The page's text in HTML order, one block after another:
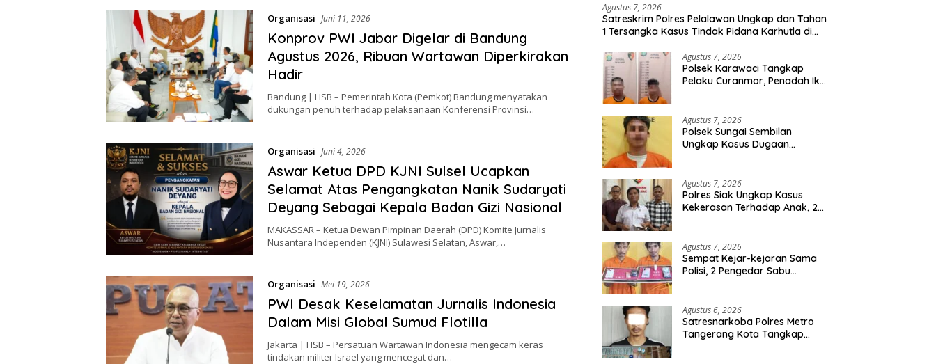
Organisasi Juni 11, 2026
Konprov PWI Jabar Digelar di Bandung
Agustus 2026, Ribuan Wartawan Diperkirakan
Hadir
Bandung | HSB – Pemerintah Kota (Pemkot) Bandung menyatakan
dukungan penuh terhadap pelaksanaan Konferensi Provinsi…
Organisasi Juni 4, 2026
Aswar Ketua DPD KJNI Sulsel Ucapkan
Selamat Atas Pengangkatan Nanik Sudaryati
Deyang Sebagai Kepala Badan Gizi Nasional
MAKASSAR – Ketua Dewan Pimpinan Daerah (DPD) Komite Jurnalis
Nusantara Independen (KJNI) Sulawesi Selatan, Aswar,…
Organisasi Mei 19, 2026
PWI Desak Keselamatan Jurnalis Indonesia
Dalam Misi Global Sumud Flotilla
Jakarta | HSB – Persatuan Wartawan Indonesia mengecam keras
tindakan militer Israel yang mencegat dan…
Agustus 7, 2026
Satreskrim Polres Pelalawan Ungkap dan Tahan
1 Tersangka Kasus Tindak Pidana Karhutla di
Agustus 7, 2026
Polsek Karawaci Tangkap
Pelaku Curanmor, Penadah Ikut
Agustus 7, 2026
Polsek Sungai Sembilan
Ungkap Kasus Dugaan
Berhasil Diamankan
Agustus 7, 2026
Polres Siak Ungkap Kasus
Kekerasan Terhadap Anak, 2
Agustus 7, 2026
Sempat Kejar-kejaran Sama
Polisi, 2 Pengedar Sabu
Agustus 6, 2026
Satresnarkoba Polres Metro
Tangerang Kota Tangkap